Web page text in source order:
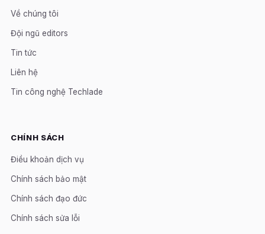
Về chúng tôi
Đội ngũ editors
Tin tức
Liên hệ
Tin công nghệ Techlade
CHÍNH SÁCH
Điều khoản dịch vụ
Chính sách bảo mật
Chính sách đạo đức
Chính sách sửa lỗi